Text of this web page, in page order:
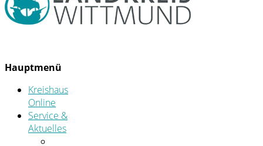
Hauptmenü
Kreishaus
Online
Service &
Aktuelles